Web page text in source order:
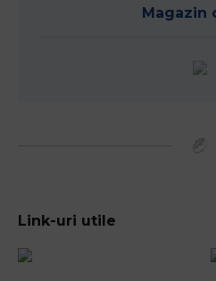
Magazin
Link-uri utile